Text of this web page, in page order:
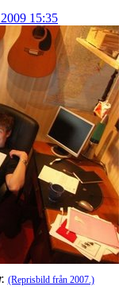
15:35
(Reprisbild från 2007.)